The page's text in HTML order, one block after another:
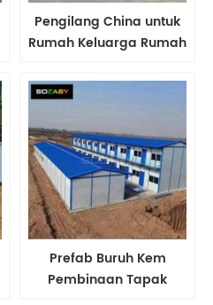
Pengilang China untuk
Rumah Keluarga Rumah
dengan Rumah
Prefab Buruh Kem
Pembinaan Tapak